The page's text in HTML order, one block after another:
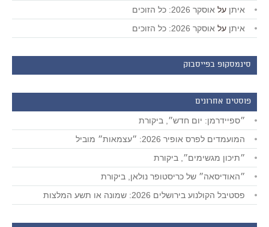
איתן על אוסקר 2026: כל הזוכים
איתן על אוסקר 2026: כל הזוכים
סינמסקופ בפייסבוק
פוסטים אחרונים
״ספיידרמן: יום חדש״, ביקורת
המועמדים לפרס אופיר 2026: ״עצמאות״ מוביל
״תיכון מגשימים״, ביקורת
״האודיסאה״ של כריסטופר נולאן, ביקורת
פסטיבל הקולנוע בירושלים 2026: שמונה או תשע המלצות